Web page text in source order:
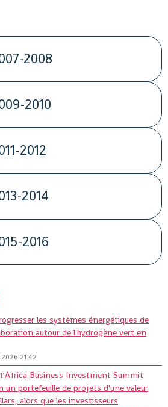
2008
2010
2012
2014
2016
les systèmes énergétiques de
autour de l'hydrogène vert en
21:42
Business Investment Summit
un portefeuille de projets d'une valeur
alors que les investisseurs